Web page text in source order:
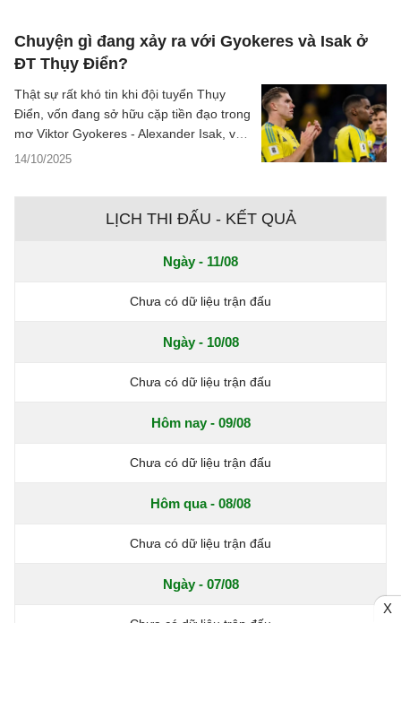
Chuyện gì đang xảy ra với Gyokeres và Isak ở
ĐT Thụy Điển?
14/10/2025
Thật sự rất khó tin khi đội tuyển Thụy
Điển, vốn đang sở hữu cặp tiền đạo trong
mơ Viktor Gyokeres - Alexander Isak, với
tổng giá trị lên tới gần 200 triệu bảng, lại
LỊCH THI ĐẤU - KẾT QUẢ
Ngày - 11/08
Chưa có dữ liệu trận đấu
Ngày - 10/08
Chưa có dữ liệu trận đấu
Hôm nay - 09/08
Chưa có dữ liệu trận đấu
Hôm qua - 08/08
Chưa có dữ liệu trận đấu
Ngày - 07/08
Chưa có dữ liệu trận đấu
X